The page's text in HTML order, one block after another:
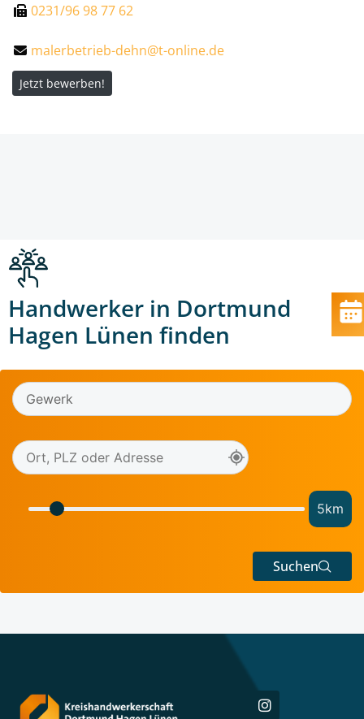
0231/96 98 77 62
malerbetrieb-dehn@t-online.de
Jetzt bewerben!
Handwerker in Dortmund
Hagen Lünen finden
5km
Suchen